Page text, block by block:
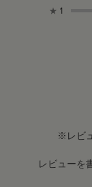
★ 1
※レビ
レビューを